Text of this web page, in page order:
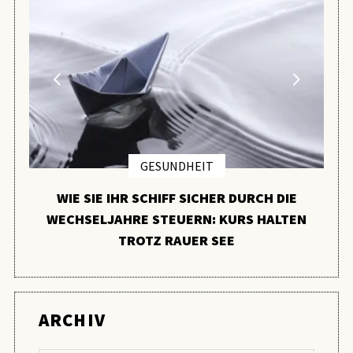
GESUNDHEIT
WIE SIE IHR SCHIFF SICHER DURCH DIE
WECHSELJAHRE STEUERN: KURS HALTEN
TROTZ RAUER SEE
ARCHIV